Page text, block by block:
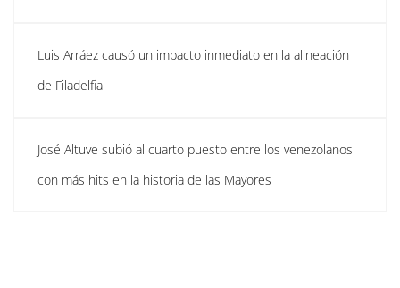
Luis Arráez causó un impacto inmediato en la alineación
de Filadelfia
José Altuve subió al cuarto puesto entre los venezolanos
con más hits en la historia de las Mayores